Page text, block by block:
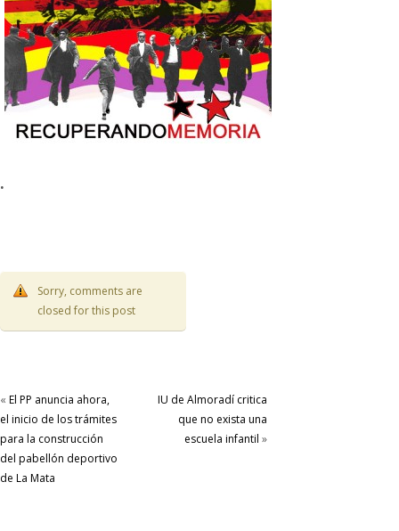
·
Sorry, comments are
closed for this post
« El PP anuncia ahora,
el inicio de los trámites
para la construcción
del pabellón deportivo
de La Mata
IU de Almoradí critica
que no exista una
escuela infantil »